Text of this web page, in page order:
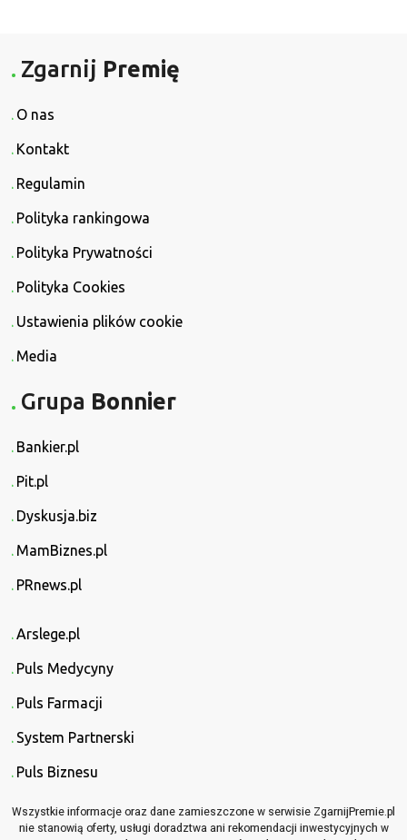
Zgarnij Premię
O nas
Kontakt
Regulamin
Polityka rankingowa
Polityka Prywatności
Polityka Cookies
Ustawienia plików cookie
Media
Grupa Bonnier
Bankier.pl
Pit.pl
Dyskusja.biz
MamBiznes.pl
PRnews.pl
Arslege.pl
Puls Medycyny
Puls Farmacji
System Partnerski
Puls Biznesu
Wszystkie informacje oraz dane zamieszczone w serwisie ZgarnijPremie.pl
nie stanowią oferty, usługi doradztwa ani rekomendacji inwestycyjnych w